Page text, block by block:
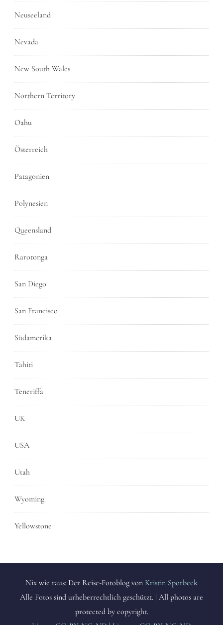
Neuseeland
Nevada
New South Wales
Northern Territory
Oahu
Österreich
Patagonien
Polynesien
Queensland
Rarotonga
San Diego
San Francisco
Südamerika
Tahiti
Teneriffa
UK
USA
Utah
Wyoming
Yellowstone
Nix wie raus: Der Reise-Fotoblog von Kristin Sporbeck
Alle Fotos sind urheberrechtlich geschützt. | All photos are
protected by copyright.